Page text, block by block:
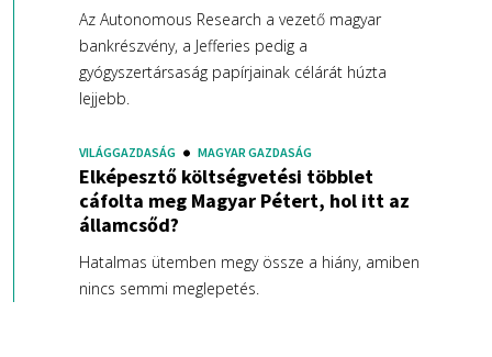
Az Autonomous Research a vezető magyar
bankrészvény, a Jefferies pedig a
gyógyszertársaság papírjainak célárát húzta
lejjebb.
VILÁGGAZDASÁG MAGYAR GAZDASÁG
Elképesztő költségvetési többlet
cáfolta meg Magyar Pétert, hol itt az
államcsőd?
Hatalmas ütemben megy össze a hiány, amiben
nincs semmi meglepetés.